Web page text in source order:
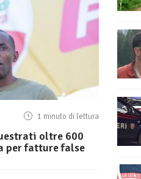
1 minuto di lettura
oltre 600
per fatture false